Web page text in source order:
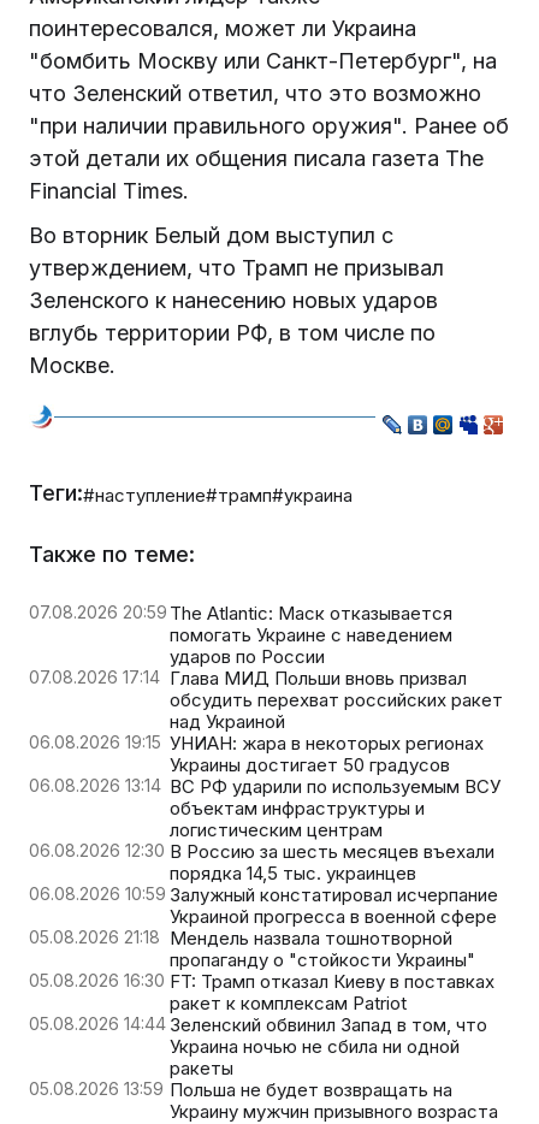
поинтересовался, может ли Украина
"бомбить Москву или Санкт-Петербург", на
что Зеленский ответил, что это возможно
"при наличии правильного оружия". Ранее об
этой детали их общения писала газета The
Financial Times.
Во вторник Белый дом выступил с
утверждением, что Трамп не призывал
Зеленского к нанесению новых ударов
вглубь территории РФ, в том числе по
Москве.
Теги:#наступление#трамп#украина
Также по теме:
07.08.2026 20:59 The Atlantic: Маск отказывается
помогать Украине с наведением
ударов по России
07.08.2026 17:14 Глава МИД Польши вновь призвал
обсудить перехват российских ракет
над Украиной
06.08.2026 19:15 УНИАН: жара в некоторых регионах
Украины достигает 50 градусов
06.08.2026 13:14 ВС РФ ударили по используемым ВСУ
объектам инфраструктуры и
логистическим центрам
06.08.2026 12:30 В Россию за шесть месяцев въехали
порядка 14,5 тыс. украинцев
06.08.2026 10:59 Залужный констатировал исчерпание
Украиной прогресса в военной сфере
05.08.2026 21:18 Мендель назвала тошнотворной
пропаганду о "стойкости Украины"
05.08.2026 16:30 FT: Трамп отказал Киеву в поставках
ракет к комплексам Patriot
05.08.2026 14:44 Зеленский обвинил Запад в том, что
Украина ночью не сбила ни одной
ракеты
05.08.2026 13:59 Польша не будет возвращать на
Украину мужчин призывного возраста